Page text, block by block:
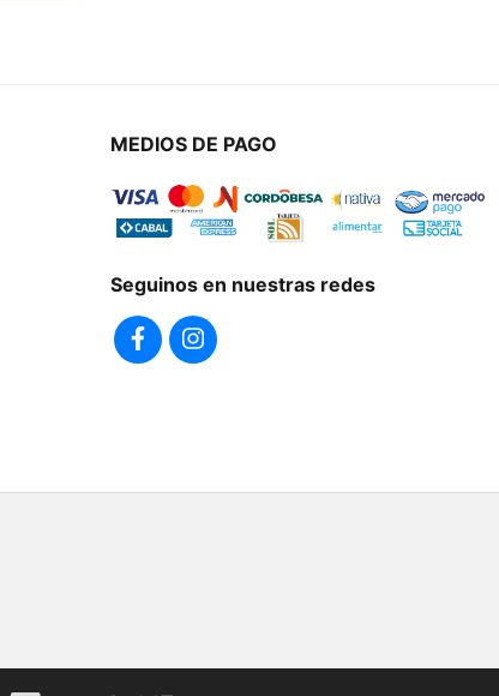
MEDIOS DE PAGO
Seguinos en nuestras redes